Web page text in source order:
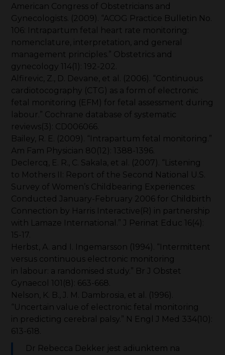
American Congress of Obstetricians and
Gynecologists. (2009). “ACOG Practice Bulletin No.
106: Intrapartum fetal heart rate monitoring:
nomenclature, interpretation, and general
management principles.” Obstetrics and
gynecology 114(1): 192-202.
Alfirevic, Z., D. Devane, et al. (2006). “Continuous
cardiotocography (CTG) as a form of electronic
fetal monitoring (EFM) for fetal assessment during
labour.” Cochrane database of systematic
reviews(3): CD006066.
Bailey, R. E. (2009). “Intrapartum fetal monitoring.”
Am Fam Physician 80(12): 1388-1396.
Declercq, E. R., C. Sakala, et al. (2007). “Listening
to Mothers II: Report of the Second National U.S.
Survey of Women’s Childbearing Experiences:
Conducted January-February 2006 for Childbirth
Connection by Harris Interactive(R) in partnership
with Lamaze International.” J Perinat Educ 16(4):
15-17.
Herbst, A. and I. Ingemarsson (1994). “Intermittent
versus continuous electronic monitoring
in labour: a randomised study.” Br J Obstet
Gynaecol 101(8): 663-668.
Nelson, K. B., J. M. Dambrosia, et al. (1996).
“Uncertain value of electronic fetal monitoring
in predicting cerebral palsy.” N Engl J Med 334(10):
613-618.
Dr Rebecca Dekker jest adiunktem na